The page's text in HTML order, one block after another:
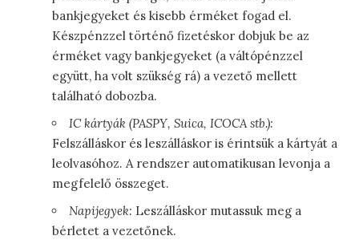
bankjegyeket és kisebb érméket fogad el.
Készpénzzel történő fizetéskor dobjuk be az
érméket vagy bankjegyeket (a váltópénzzel
együtt, ha volt szükség rá) a vezető mellett
található dobozba.
IC kártyák (PASPY, Suica, ICOCA stb.):
Felszálláskor és leszálláskor is érintsük a kártyát a
leolvasóhoz. A rendszer automatikusan levonja a
megfelelő összeget.
Napijegyek: Leszálláskor mutassuk meg a
bérletet a vezetőnek.